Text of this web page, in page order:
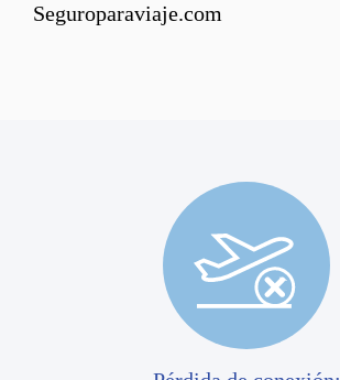
Seguroparaviaje.com